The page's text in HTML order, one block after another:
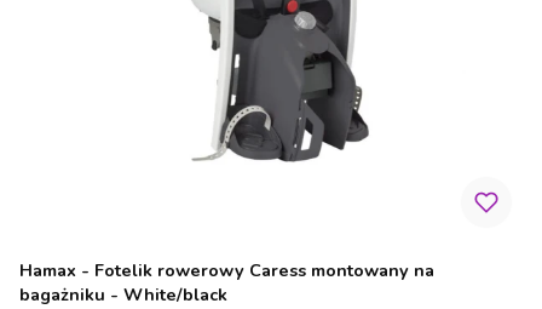
Hamax - Fotelik rowerowy Caress montowany na
bagażniku - White/black